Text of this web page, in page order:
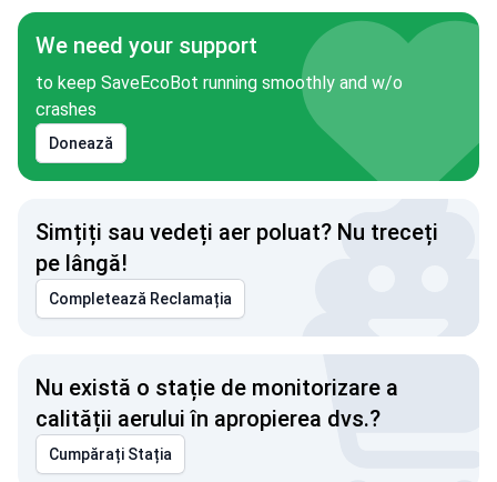
We need your support
to keep SaveEcoBot running smoothly and w/o
crashes
Donează
Simțiți sau vedeți aer poluat? Nu treceți
pe lângă!
Completează Reclamația
Nu există o stație de monitorizare a
calității aerului în apropierea dvs.?
Cumpărați Stația